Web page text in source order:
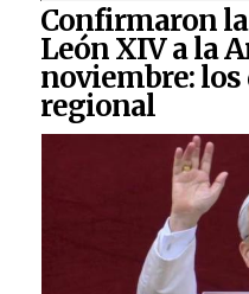
Confirmaron
León XIV a la
noviembre:
regional